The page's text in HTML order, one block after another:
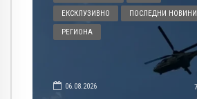
ЕКСКЛУЗИВНО ПОСЛЕДНИ НОВИНИ
РЕГИОНА
06.08.2026